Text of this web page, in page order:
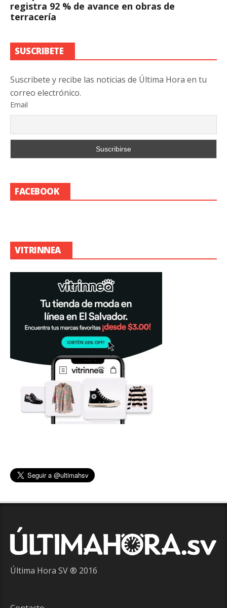
registra 92 % de avance en obras de
terracería
SUSCRIBETE
Suscribete y recibe las noticias de Última Hora en tu
correo electrónico.
Email
FACEBOOK
VITRINNEA
Última Hora SV ® 2016